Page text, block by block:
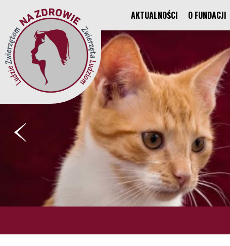
AKTUALNOŚCI O FUNDACJI